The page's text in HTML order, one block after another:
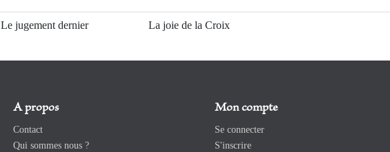
Le jugement dernier La joie de la Croix
A propos
Contact
Qui sommes nous ?
Mon compte
Se connecter
S'inscrire